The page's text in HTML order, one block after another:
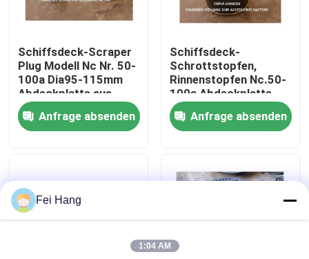
Kontakt
Referenzen
Marine-Wasserfilter
Marine Sea Water Strainer
Schiffsdeck-Scraper
Plug Modell Nc Nr. 50-
100a Dia95-115mm
Abdeckplatte aus
Kupfer, Karosserie-
Kautschuk
Anfrage absenden
Schiffsdeck-
Schrottstopfen,
Rinnenstopfen Nc.50-
100a Abdeckplatte
aus Kupfer,
Karosserie-Kautschuk
Anfrage absenden
Fei Hang
1:04 AM